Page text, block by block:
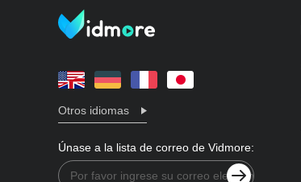
Otros idiomas
Únase a la lista de correo de Vidmore: